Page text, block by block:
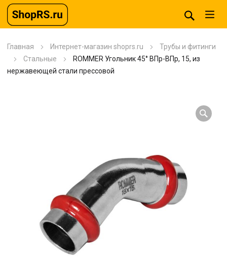
Главная Интернет-магазин shoprs.ru
Трубы и фитинги
Стальные
ROMMER Угольник 45° ВПр-ВПр, 15, из
нержавеющей стали прессовой